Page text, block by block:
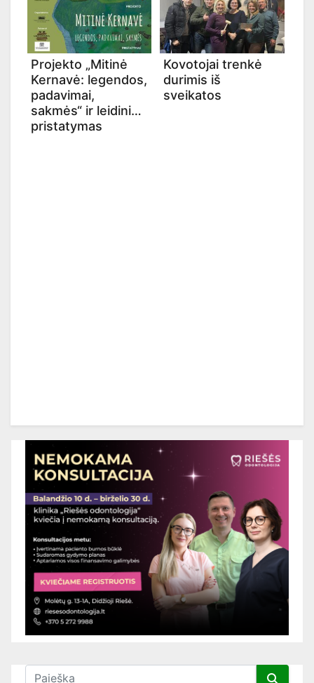
Projekto „Mitinė
Kernavė: legendos,
padavimai,
sakmės“ ir leidinio
pristatymas
Kovotojai trenkė
durimis iš
sveikatos